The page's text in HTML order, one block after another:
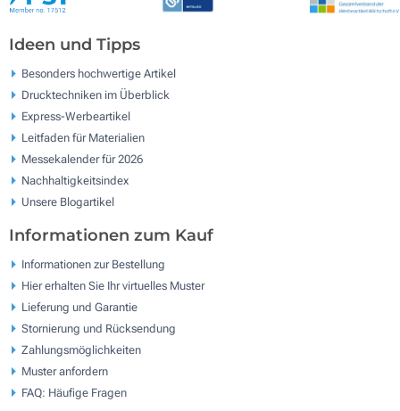
Ideen und Tipps
Besonders hochwertige Artikel
Drucktechniken im Überblick
Express-Werbeartikel
Leitfaden für Materialien
Messekalender für 2026
Nachhaltigkeitsindex
Unsere Blogartikel
Informationen zum Kauf
Informationen zur Bestellung
Hier erhalten Sie Ihr virtuelles Muster
Lieferung und Garantie
Stornierung und Rücksendung
Zahlungsmöglichkeiten
Muster anfordern
FAQ: Häufige Fragen